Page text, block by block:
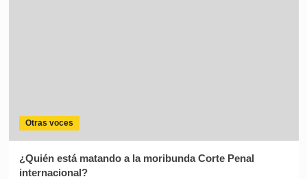
Otras voces
¿Quién está matando a la moribunda Corte Penal
internacional?